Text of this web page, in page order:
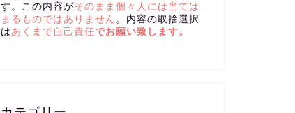
す。この内容がそのまま個々人には当ては
まるものではありません 。内容の取捨選択
は あくまで自己責任でお願い致します。